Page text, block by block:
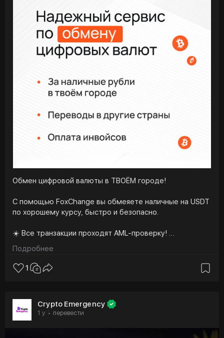
Обмен цифровой валюты в ТВОЁМ городе!
С помощью FoxChange вы обмеяете наличные на USDT
по хорошему курсу, быстро и безопасно.
☀️ Все транзакции проходят AML-проверку!
Работаем в более чем 45 городах — оставляй заявку
на сайте прямо сейчас:
Подробнее
1
Crypto Emergency
1 y · перевести